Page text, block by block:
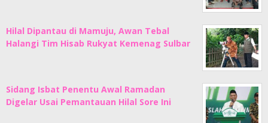
Hilal Dipantau di Mamuju, Awan Tebal
Halangi Tim Hisab Rukyat Kemenag Sulbar
Sidang Isbat Penentu Awal Ramadan
Digelar Usai Pemantauan Hilal Sore Ini